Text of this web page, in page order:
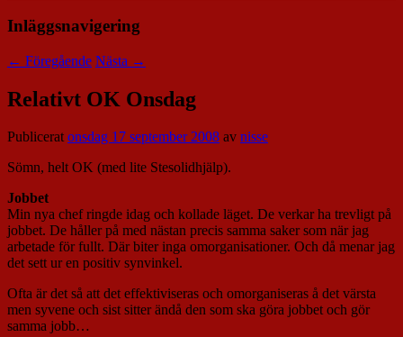
Inläggsnavigering
← Föregående Nästa →
Relativt OK Onsdag
Publiceratonsdag 17 september 2008 av nisse
Sömn, helt OK (med lite Stesolidhjälp).
Jobbet
Min nya chef ringde idag och kollade läget. De verkar ha trevligt på
jobbet. De håller på med nästan precis samma saker som när jag
arbetade för fullt. Där biter inga omorganisationer. Och då menar jag
det sett ur en positiv synvinkel.
Ofta är det så att det effektiviseras och omorganiseras å det värsta
men syvene och sist sitter ändå den som ska göra jobbet och gör
samma jobb…